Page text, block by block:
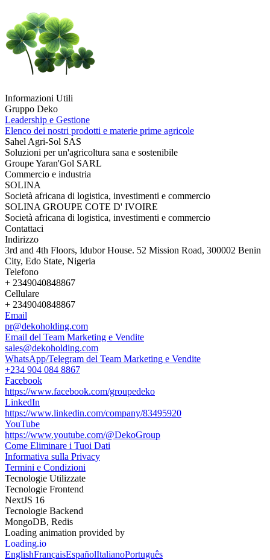
Informazioni Utili
Gruppo Deko
Leadership e Gestione
Elenco dei nostri prodotti e materie prime agricole
Sahel Agri-Sol SAS
Soluzioni per un'agricoltura sana e sostenibile
Groupe Yaran'Gol SARL
Commercio e industria
SOLINA
Società africana di logistica, investimenti e commercio
SOLINA GROUPE COTE D' IVOIRE
Società africana di logistica, investimenti e commercio
Contattaci
Indirizzo
3rd and 4th Floors, Idubor House. 52 Mission Road, 300002 Benin
City, Edo State, Nigeria
Telefono
+ 2349040848867
Cellulare
+ 2349040848867
Email
pr@dekoholding.com
Email del Team Marketing e Vendite
sales@dekoholding.com
WhatsApp/Telegram del Team Marketing e Vendite
+234 904 084 8867
Facebook
https://www.facebook.com/groupedeko
LinkedIn
https://www.linkedin.com/company/83495920
YouTube
https://www.youtube.com/@DekoGroup
Come Eliminare i Tuoi Dati
Informativa sulla Privacy
Termini e Condizioni
Tecnologie Utilizzate
Tecnologie Frontend
NextJS 16
Tecnologie Backend
MongoDB, Redis
Loading animation provided by
Loading.io
EnglishFrançaisEspañolItalianoPortuguês